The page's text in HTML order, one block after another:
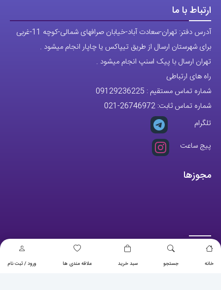
خانه جستجو سبد خرید علاقه مندی ها ورود / ثبت نام
ارتباط با ما
آدرس دفتر: تهران-سعادت آباد-خیابان صرافهای شمالی-کوچه 11-غربی
برای شهرستان ارسال از طریق تیپاکس یا چاپار انجام میشود .
تهران ارسال با پیک اسنپ انجام میشود .
راه های ارتباطی
شماره تماس مستقیم : 09129236225
شماره تماس ثابت: 26746972
-021
تلگرام
پیج ساعت
مجوزها